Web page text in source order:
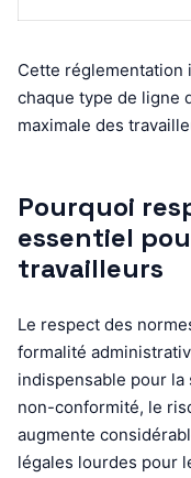
Cette
chaque type de ligne
maximale des
Pourquoi
essentiel
travailleurs
Le respect des
formalité
indispensable pour la
non-conformité, le
augmente
légales lourdes pour